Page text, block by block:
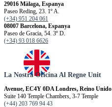
29016 Màlaga, Espanya
Paseo Reding, 23. 1º A.
(+34) 951 204 061
08007 Barcelona, Espanya
Paseo de Gracia, 54. 3º D.
(+34) 93 018 6626
La Nostra Oficina Al Regne Unit
Avenue, EC4Y 0DA Londres, Reino Unido
Suite 140 Temple Chambers, 3-7 Temple
(+44) 203 769 94 43